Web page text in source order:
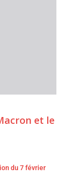
et le
du 7 février